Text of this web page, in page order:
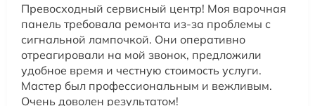
Превосходный сервисный центр! Моя варочная
панель требовала ремонта из-за проблемы с
сигнальной лампочкой. Они оперативно
отреагировали на мой звонок, предложили
удобное время и честную стоимость услуги.
Мастер был профессиональным и вежливым.
Очень доволен результатом!